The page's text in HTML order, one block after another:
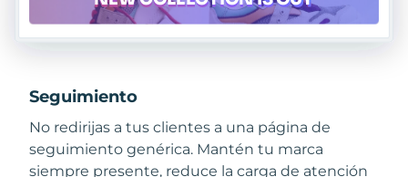
Seguimiento
No redirijas a tus clientes a una página de
seguimiento genérica. Mantén tu marca
siempre presente, reduce la carga de atención